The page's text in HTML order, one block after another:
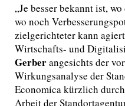
„Je besser bekannt ist,
wo noch
zielgerichteter kann
Wirtschafts- und
Gerberangesichts der
Wirkungsanalyse der
Economica kürzlich
Arbeit der